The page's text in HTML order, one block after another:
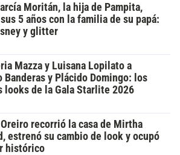
Moritán, la hija de Pampita,
5 años con la familia de su papá:
y glitter
Mazza y Luisana Lopilato a
Banderas y Plácido Domingo: los
looks de la Gala Starlite 2026
recorrió la casa de Mirtha
estrenó su cambio de look y ocupó
histórico